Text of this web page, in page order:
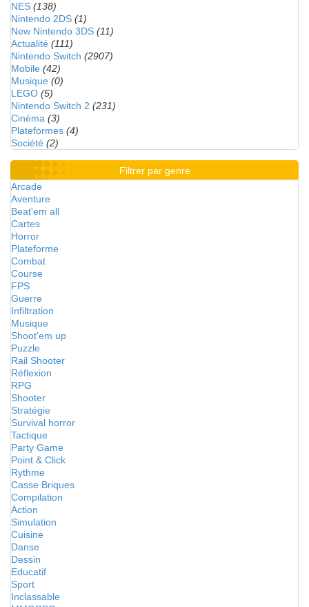
NES (138)
Nintendo 2DS (1)
New Nintendo 3DS (11)
Actualité (111)
Nintendo Switch (2907)
Mobile (42)
Musique (0)
LEGO (5)
Nintendo Switch 2 (231)
Cinéma (3)
Plateformes (4)
Société (2)
Filtrer par genre
Arcade
Aventure
Beat'em all
Cartes
Horror
Plateforme
Combat
Course
FPS
Guerre
Infiltration
Musique
Shoot'em up
Puzzle
Rail Shooter
Réflexion
RPG
Shooter
Stratégie
Survival horror
Tactique
Party Game
Point & Click
Rythme
Casse Briques
Compilation
Action
Simulation
Cuisine
Danse
Dessin
Educatif
Sport
Inclassable